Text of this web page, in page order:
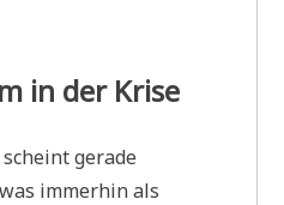
in der Krise
gerade
immerhin als